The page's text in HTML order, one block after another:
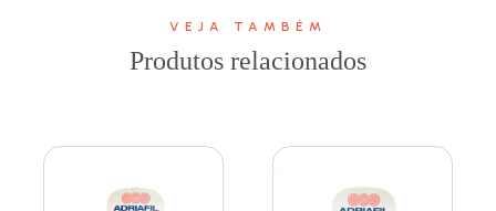
VEJA TAMBÉM
Produtos relacionados